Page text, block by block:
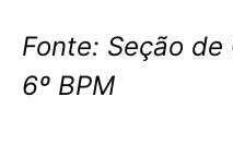
Fonte: Seção
6º BPM